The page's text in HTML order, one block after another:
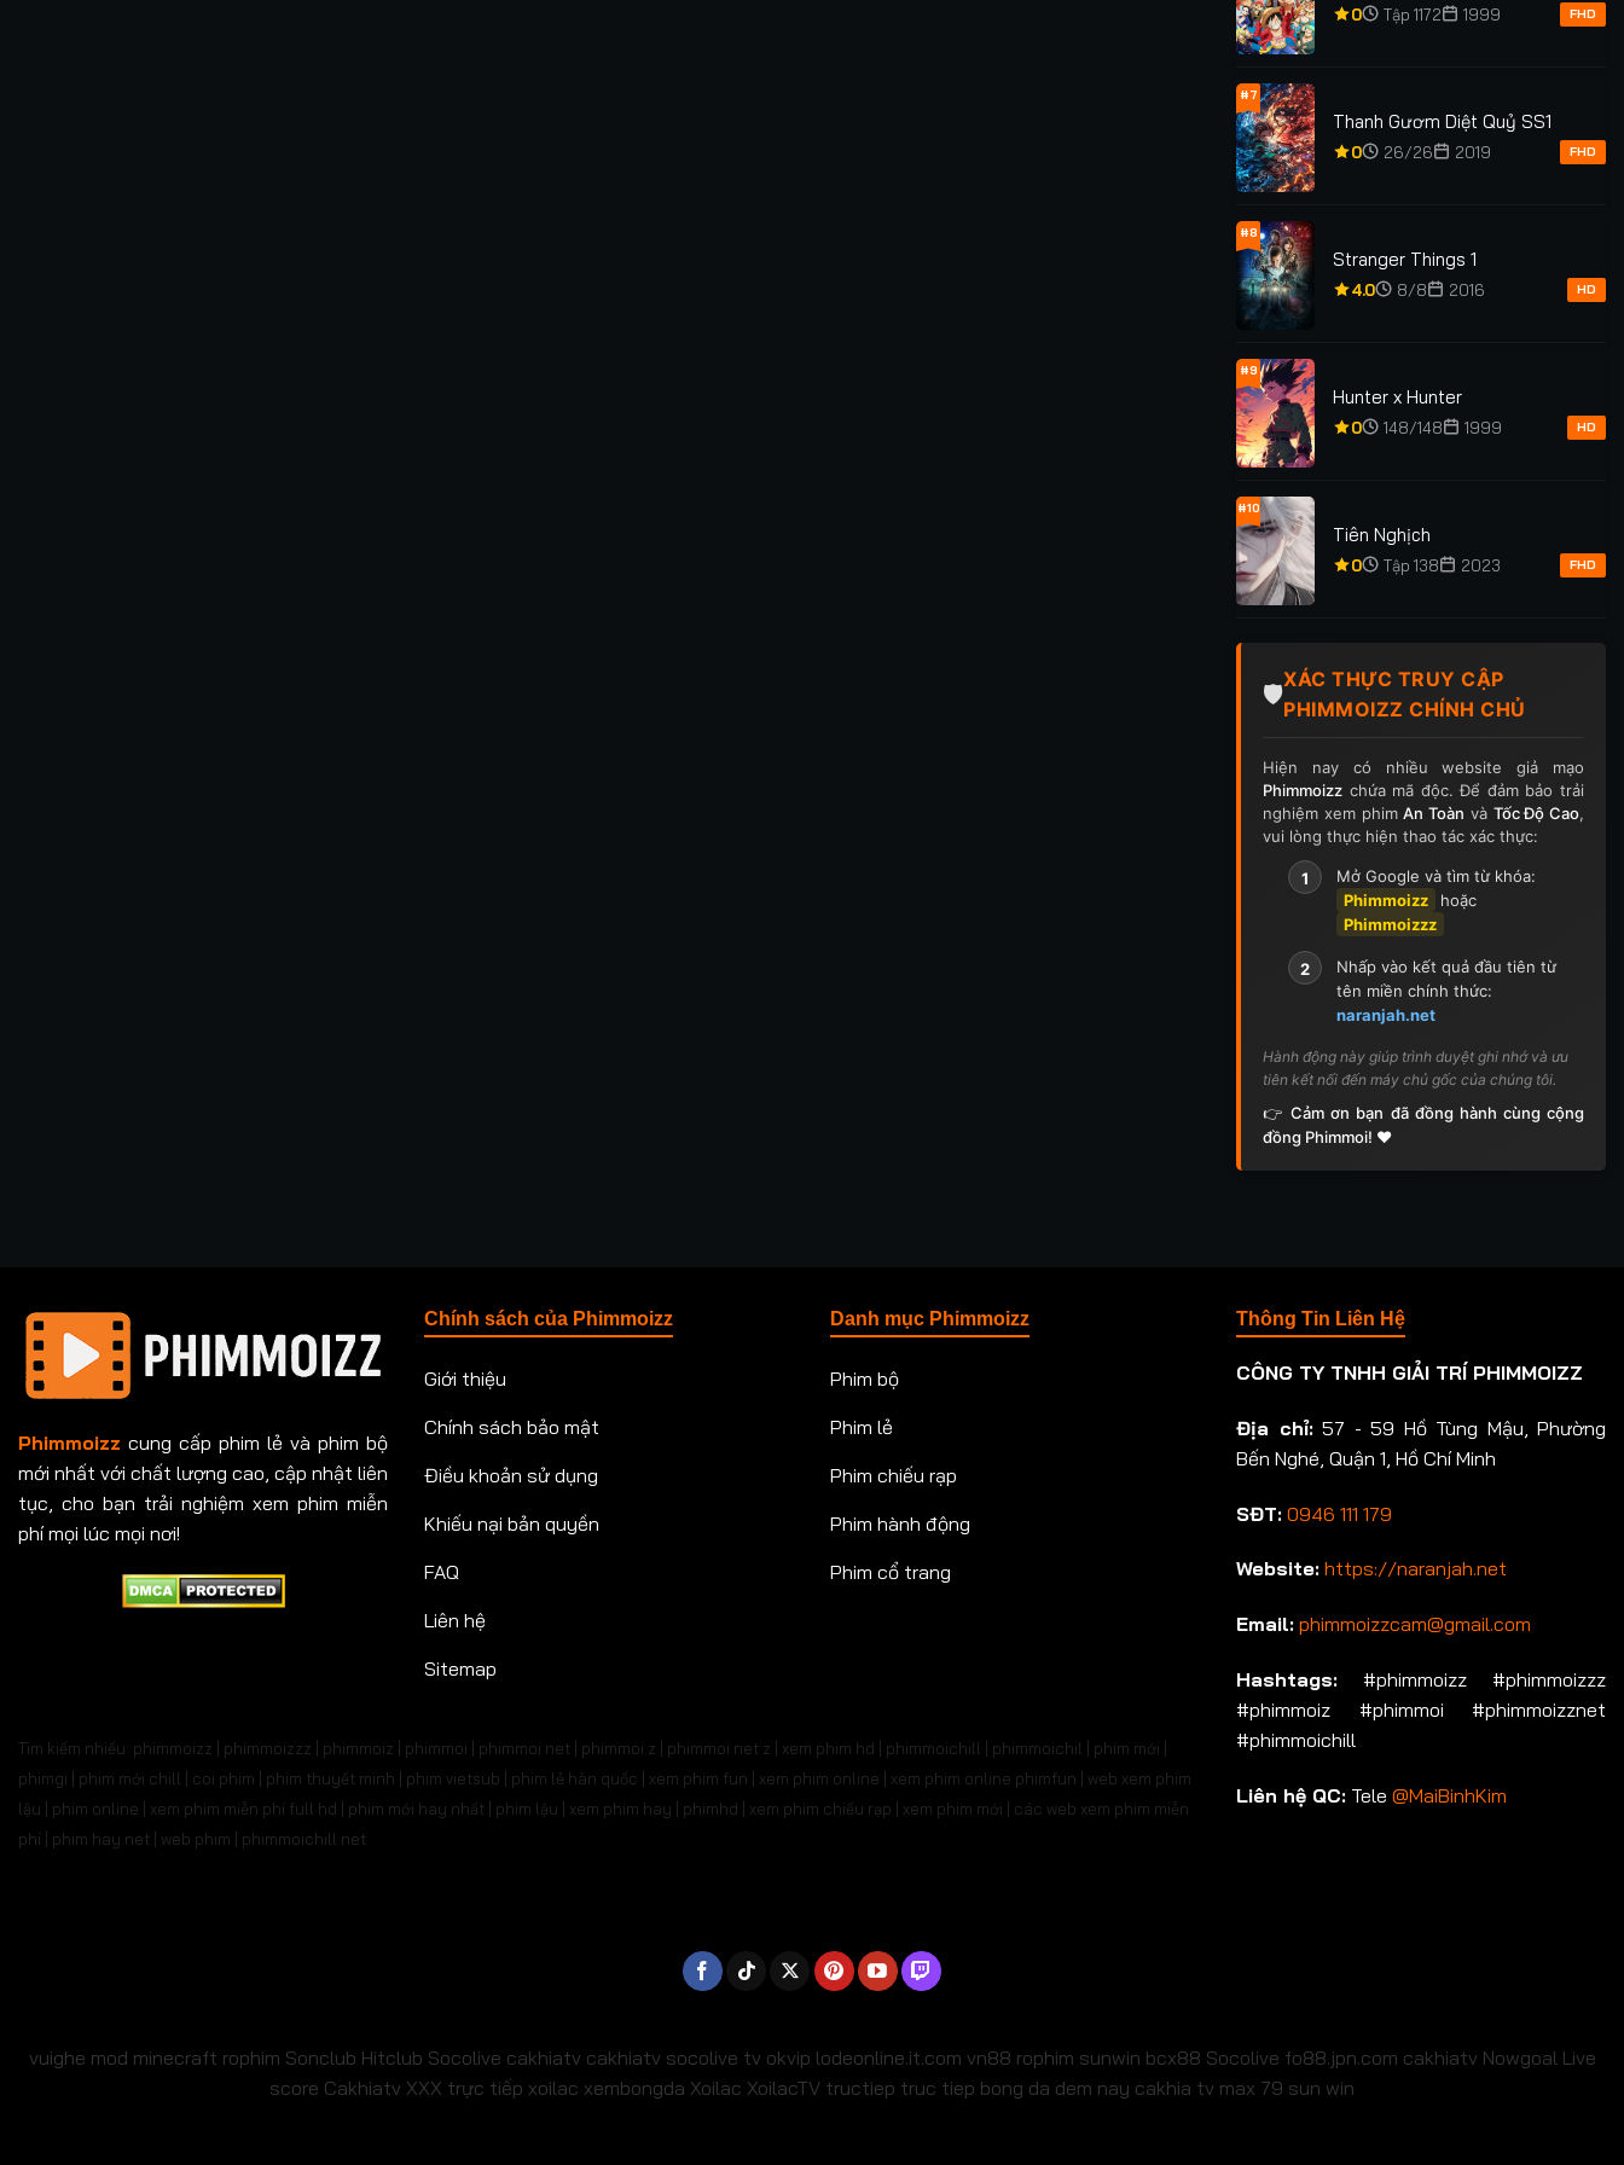
0 Tập 1172 1999 FHD
#7
Thanh Gươm Diệt Quỷ SS1
0 26/26 2019 FHD
#8
Stranger Things 1
4.0 8/8 2016 HD
#9
Hunter x Hunter
0 148/148 1999 HD
#10
Tiên Nghịch
0 Tập 138 2023 FHD
🛡️
XÁC THỰC TRUY CẬP
PHIMMOIZZ CHÍNH CHỦ
Hiện nay có nhiều website giả mạo
Phimmoizz chứa mã độc. Để đảm bảo trải
nghiệm xem phimAn Toàn và Tốc Độ Cao,
vui lòng thực hiện thao tác xác thực:
1
Mở Google và tìm từ khóa:
Phimmoizz
hoặc
Phimmoizzz
2
Nhấp vào kết quả đầu tiên từ
tên miền chính thức:
naranjah.net
Hành động này giúp trình duyệt ghi nhớ và ưu
tiên kết nối đến máy chủ gốc của chúng tôi.
👉 Cảm ơn bạn đã đồng hành cùng cộng
đồng Phimmoi! ❤️
Phimmoizz cung cấp phim lẻ và phim bộ
mới nhất với chất lượng cao, cập nhật liên
tục, cho bạn trải nghiệm xem phim miễn
phí mọi lúc mọi nơi!
Chính sách của Phimmoizz
Giới thiệu
Chính sách bảo mật
Điều khoản sử dụng
Khiếu nại bản quyền
FAQ
Liên hệ
Sitemap
Danh mục Phimmoizz
Phim bộ
Phim lẻ
Phim chiếu rạp
Phim hành động
Phim cổ trang
Tìm kiếm nhiều: phimmoizz | phimmoizzz | phimmoiz | phimmoi | phimmoi net | phimmoi.z | phimmoi.net z | xem phim hd | phimmoichill | phimmoichil | phim mới |
phimgi | phim mới chill | coi phim | phim thuyết minh | phim vietsub | phim lẻ hàn quốc | xem phim fun | xem phim online | xem phim online phimfun | web xem phim
lậu | phim online | xem phim miễn phí full hd | phim mới hay nhất | phim lậu | xem phim hay | phimhd | xem phim chiếu rạp | xem phim mới | các web xem phim miễn
phí | phim hay.net | web phim | phimmoichill net
Thông Tin Liên Hệ
CÔNG TY TNHH GIẢI TRÍ PHIMMOIZZ
Địa chỉ:57 - 59 Hồ Tùng Mậu, Phường
Bến Nghé, Quận 1, Hồ Chí Minh
SĐT: 0946 111 179
Website: https://naranjah.net
Email: phimmoizzcam@gmail.com
Hashtags: #phimmoizz #phimmoizzz
#phimmoiz #phimmoi #phimmoizznet
#phimmoichill
Liên hệ QC: Tele @MaiBinhKim
vuighe mod minecraft rophim Sonclub Hitclub Socolive cakhiatv cakhiatv socolive tv okvip lodeonline.it.com vn88 rophim sunwin bcx88 Socolive fo88.jpn.com cakhiatv Nowgoal Live
score Cakhiatv XXX trực tiếp xoilac xembongda Xoilac XoilacTV tructiep truc tiep bong da dem nay cakhia tv max 79 sun win